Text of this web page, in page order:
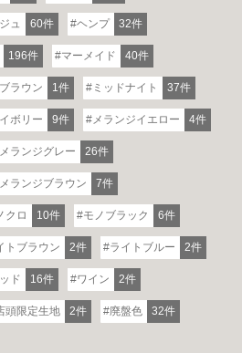
ショールームを開催！
のソファをお試しくだ
さい。
部日時は予約制
詳しくはこちら
ュ 60件 ヘンプ 32件
196件 マーメイド 40件
ラウン 1件 ミッドナイト 37件
ボリー 9件 メランジイエロー 4件
メランジグレー 26件
メランジブラウン 7件
クロ 10件 モノブラック 6件
トブラウン 2件 ライトブルー 2件
ド 16件 ワイン 2件
頭限定生地 2件 廃盤色 32件